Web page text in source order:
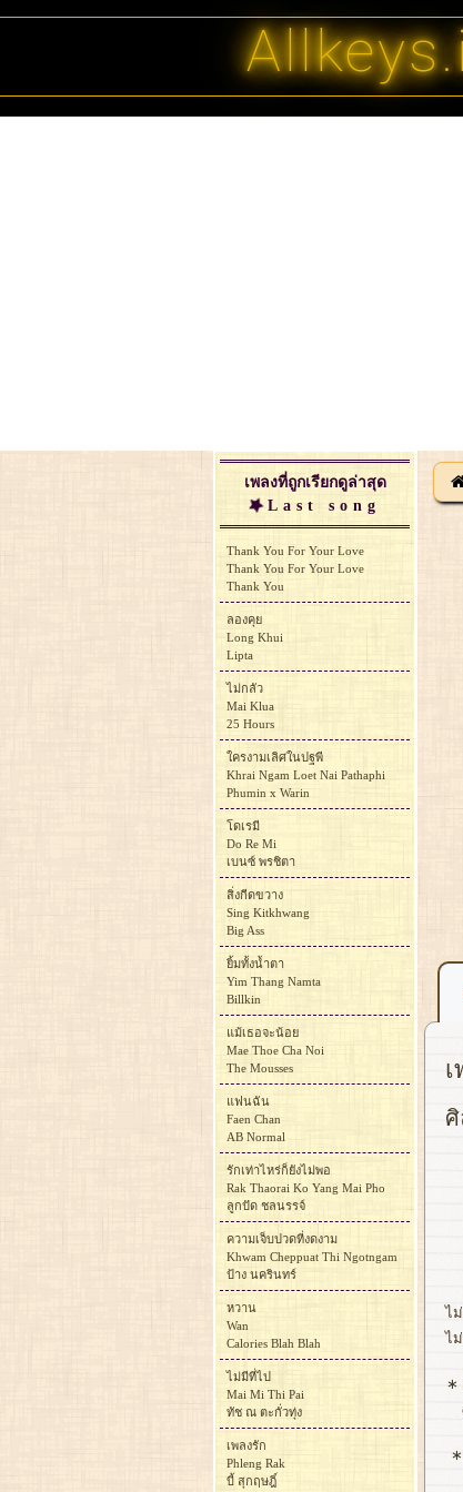
ศิ
ไ
ไ
∗
เพลงที่ถูกเรียกดูล่าสุด
Last song
Thank You For Your Love
Thank You For Your Love
Thank You
ลองคุย
Long Khui
Lipta
ไม่กลัว
Mai Klua
25 Hours
ใครงามเลิศในปฐพี
Khrai Ngam Loet Nai Pathaphi
Phumin x Warin
โดเรมี
Do Re Mi
เบนซ์ พรชิตา
สิ่งกีดขวาง
Sing Kitkhwang
Big Ass
ยิ้มทั้งน้ำตา
Yim Thang Namta
Billkin
แม้เธอจะน้อย
Mae Thoe Cha Noi
The Mousses
แฟนฉัน
Faen Chan
AB Normal
รักเท่าไหร่ก็ยังไม่พอ
Rak Thaorai Ko Yang Mai Pho
ลูกปัด ชลนรรจ์
ความเจ็บปวดที่งดงาม
Khwam Cheppuat Thi Ngotngam
ป้าง นครินทร์
หวาน
Wan
Calories Blah Blah
ไม่มีที่ไป
Mai Mi Thi Pai
ทัช ณ ตะกั่วทุ่ง
เพลงรัก
Phleng Rak
บี้ สุกฤษฎิ์